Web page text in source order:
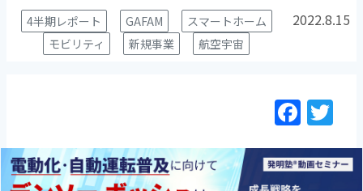
4半期レポート GAFAM
スマートホーム
モビリティ
新規事業 航空宇宙
2022.8.15
F
a
citt